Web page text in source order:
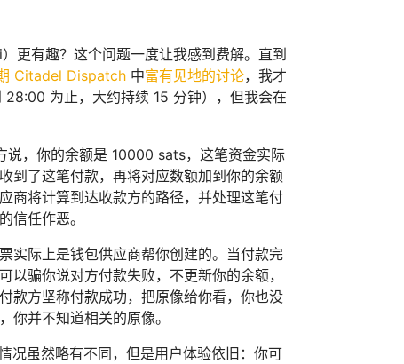
有趣？这个问题一度让我感到费解。直到
Citadel Dispatch 中富有见地的讨论，我才
为止，大约持续 15 分钟），但我会在
，你的余额是 10000 sats，这笔资金实际
到了这笔付款，再将对应数额加到你的余额
商将计算到达收款方的路径，并处理这笔付
信任作恶。
实际上是钱包供应商帮你创建的。当付款完
骗你说对方付款失败，不更新你的余额，
款方坚称付款成功，把原像给你看，你也没
你并不知道相关的原像。
况虽然略有不同，但是用户体验依旧：你可